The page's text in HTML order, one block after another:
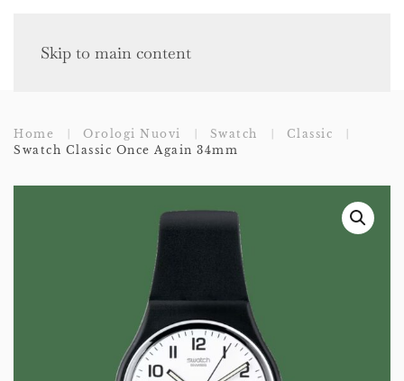
Skip to main content
Home Orologi Nuovi Swatch
Classic
Swatch Classic Once Again 34mm